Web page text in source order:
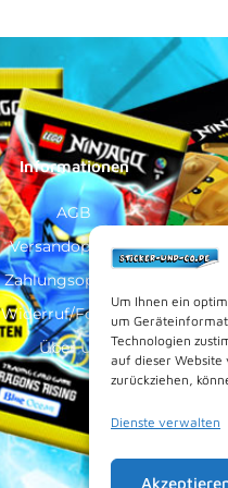
Um Ihnen ein
um
Technologien
auf dieser
zurückziehen,
Dienste verwalten
Informationen
AGB
Versandoptionen
Zahlungsoptionen
Widerruf/Formular
Über Uns